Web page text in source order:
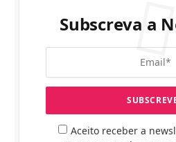
Subscreva a
Aceito receber a